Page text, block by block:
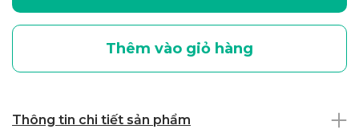
Thêm vào giỏ hàng
Thông tin chi tiết sản phẩm